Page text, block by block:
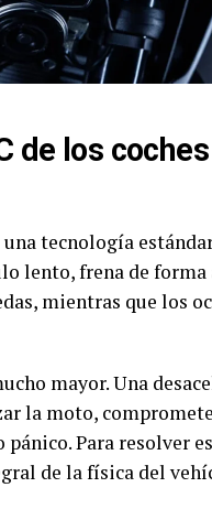
de los
tecnología
lento, frena de
mientras que los
mayor. Una
la moto,
Para resolver
de la física del